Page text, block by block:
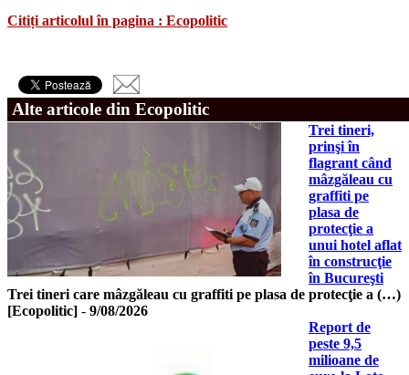
Citiți articolul în pagina : Ecopolitic
Alte articole din Ecopolitic
Trei tineri,
prinşi în
flagrant când
mâzgăleau cu
graffiti pe
plasa de
protecţie a
unui hotel aflat
în construcţie
în Bucureşti
Trei tineri care mâzgăleau cu graffiti pe plasa de protecţie a (…)
[Ecopolitic] - 9/08/2026
Report de
peste 9,5
milioane de